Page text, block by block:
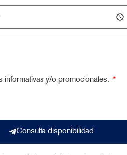
informativas y/o promocionales.
Consulta disponibilidad